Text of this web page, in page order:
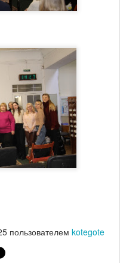
пользователем kotegote